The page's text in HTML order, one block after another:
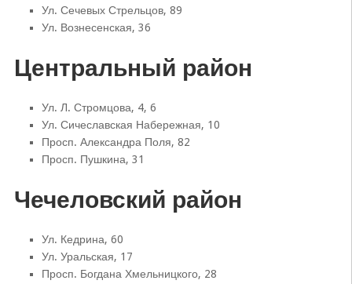
Ул. Сечевых Стрельцов, 89
Ул. Вознесенская, 36
Центральный район
Ул. Л. Стромцова, 4, 6
Ул. Сичеславская Набережная, 10
Просп. Александра Поля, 82
Просп. Пушкина, 31
Чечеловский район
Ул. Кедрина, 60
Ул. Уральская, 17
Просп. Богдана Хмельницкого, 28